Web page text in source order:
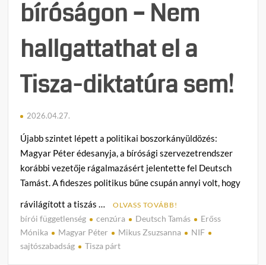
bíróságon – Nem
hallgattathat el a
Tisza-diktatúra sem!
2026.04.27.
Újabb szintet lépett a politikai boszorkányüldözés:
Magyar Péter édesanyja, a bírósági szervezetrendszer
korábbi vezetője rágalmazásért jelentette fel Deutsch
Tamást. A fideszes politikus bűne csupán annyi volt, hogy
rávilágított a tiszás …
OLVASS TOVÁBB!
bírói függetlenség cenzúra Deutsch Tamás
Erőss
Mónika
Magyar Péter Mikus Zsuzsanna
NIF
sajtószabadság
Tisza párt